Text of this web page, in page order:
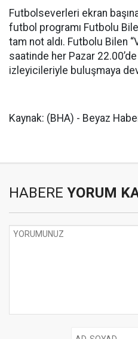
Futbolseverleri ekran
futbol programı Futbolu
tam not aldı. Futbolu Bilen
saatinde her Pazar
izleyicileriyle buluşmaya
Kaynak: (BHA) - Beyaz
HABERE YORUM